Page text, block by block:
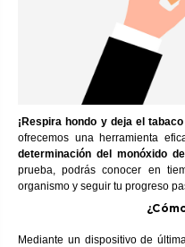
¡Respira hondo y deja el
ofrecemos una herramienta
determinación del monóxido
prueba, podrás conocer en
organismo y seguir tu progreso
Mediante un dispositivo de